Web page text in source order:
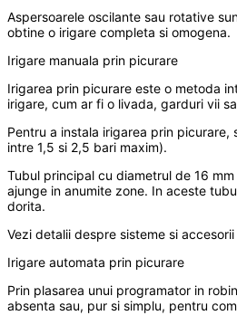
Aspersoarele oscilante sau rotative
obtine o irigare completa si omogena.
Irigare manuala prin picurare
Irigarea prin picurare este o metoda
irigare, cum ar fi o livada, garduri vii
Pentru a instala irigarea prin
intre 1,5 si 2,5 bari maxim).
Tubul principal cu diametrul de 16
ajunge in anumite zone. In aceste
dorita.
Vezi detalii despre sisteme si
Irigare automata prin picurare
Prin plasarea unui programator in
absenta sau, pur si simplu, pentru